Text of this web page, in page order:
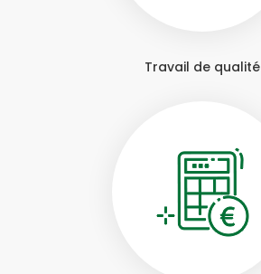
Travail de qualité